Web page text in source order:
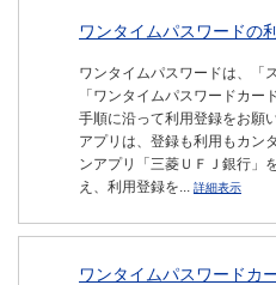
ワンタイムパスワードの
ワンタイムパスワードは、「
「ワンタイムパスワードカ
手順に沿って利用登録をお願
アプリは、登録も利用もカン
ンアプリ「三菱ＵＦＪ銀行」
え、利用登録を... 詳細表示
ワンタイムパスワードカ